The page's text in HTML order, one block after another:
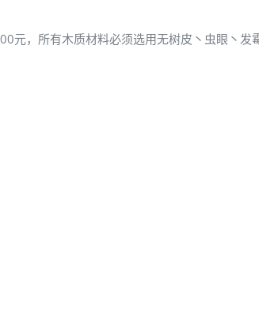
元，所有木质材料必须选用无树皮丶虫眼丶发